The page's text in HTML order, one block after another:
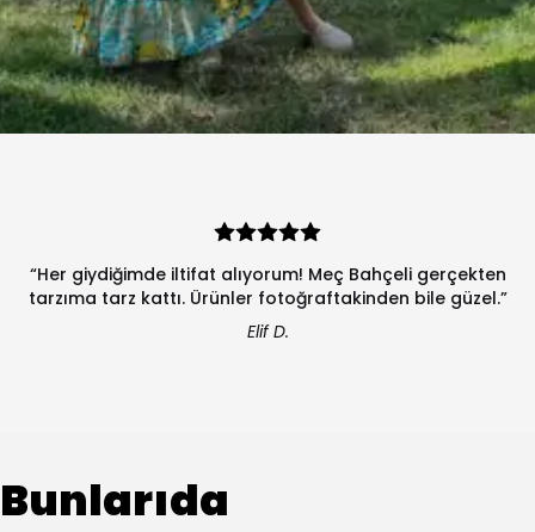
“Her giydiğimde iltifat alıyorum! Meç Bahçeli gerçekten
tarzıma tarz kattı. Ürünler fotoğraftakinden bile güzel.”
Elif D.
Bunlarıda